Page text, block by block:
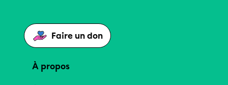
Faire un don
À propos